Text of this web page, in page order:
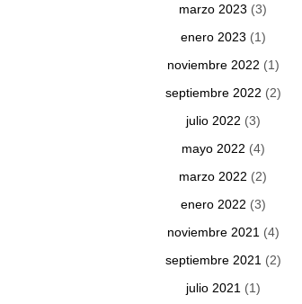
marzo 2023 (3)
enero 2023 (1)
noviembre 2022 (1)
septiembre 2022 (2)
julio 2022 (3)
mayo 2022 (4)
marzo 2022 (2)
enero 2022 (3)
noviembre 2021 (4)
septiembre 2021 (2)
julio 2021 (1)